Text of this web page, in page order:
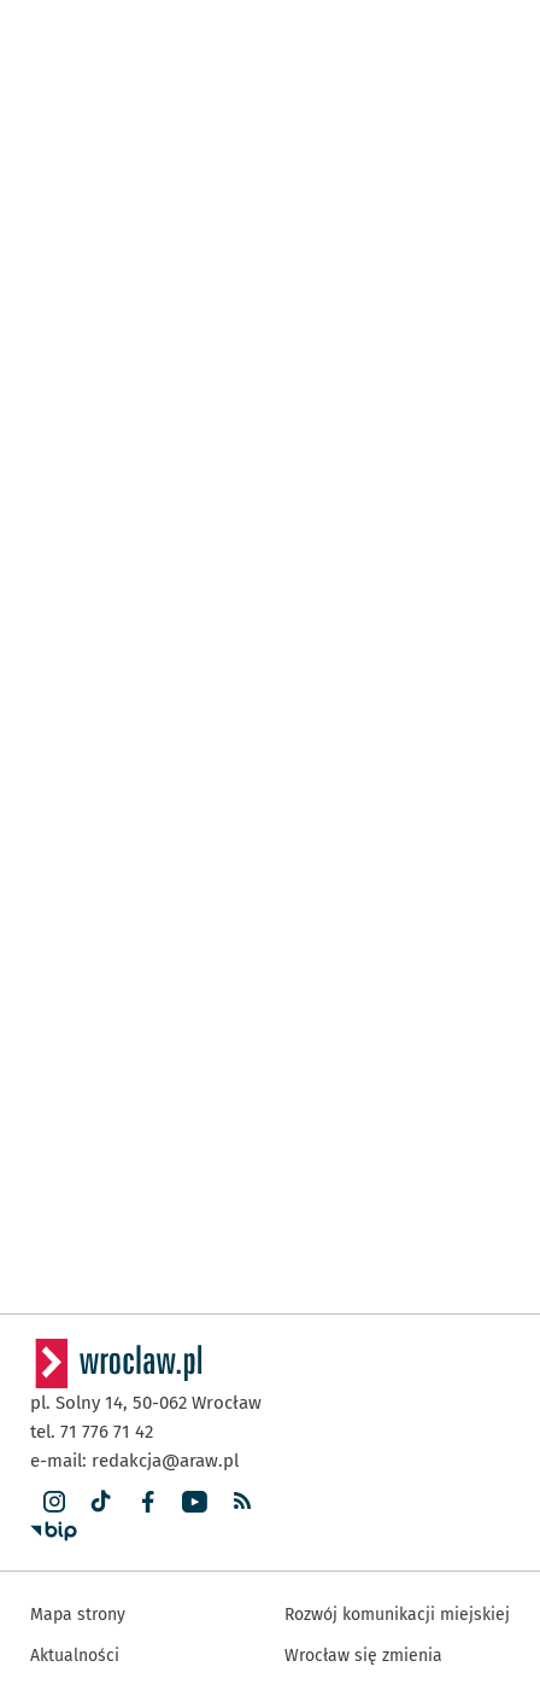
pl. Solny 14, 50-062 Wrocław
tel. 71 776 71 42
e-mail: redakcja@araw.pl
Mapa strony
Aktualności
Rozwój komunikacji miejskiej
Wrocław się zmienia